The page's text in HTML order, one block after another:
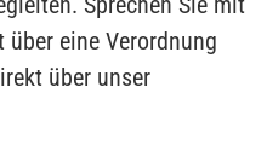
eine Verordnung
über unser